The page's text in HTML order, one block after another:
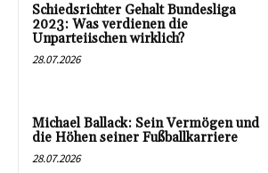
Schiedsrichter Gehalt Bundesliga
2023: Was verdienen die
Unparteiischen wirklich?
28.07.2026
Michael Ballack: Sein Vermögen und
die Höhen seiner Fußballkarriere
28.07.2026